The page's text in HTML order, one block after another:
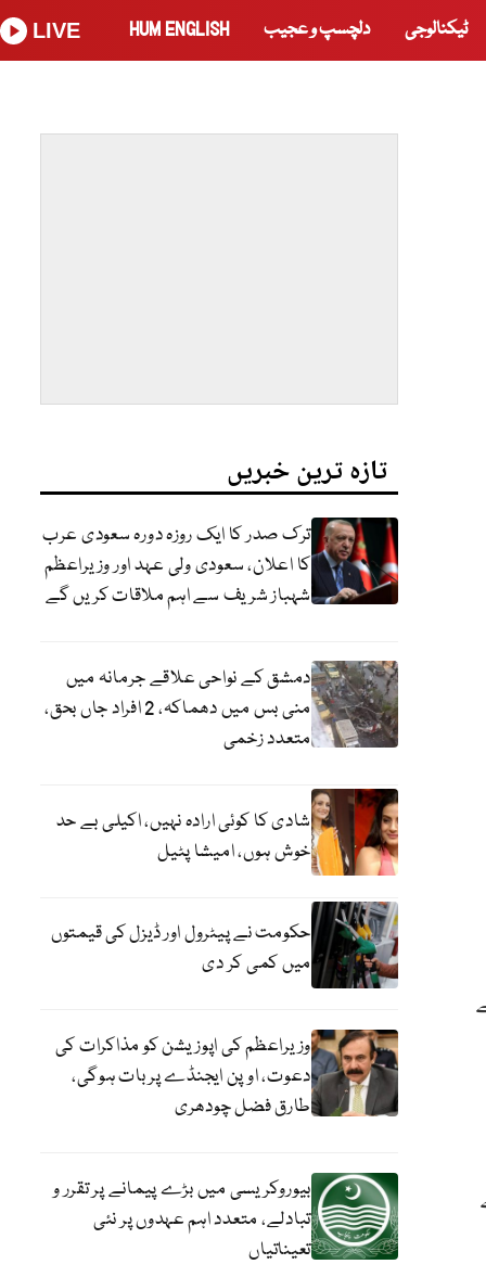
ٹیکنالوجی دلچسپ و عجیب HUM ENGLISH
LIVE
تازہ ترین خبریں
ترک صدر کا ایک روزہ دورہ سعودی عرب
کا اعلان، سعودی ولی عہد اور وزیراعظم
شہباز شریف سے اہم ملاقات کریں گے
دمشق کے نواحی علاقے جرمانہ میں
منی بس میں دھماکہ، 2 افراد جاں بحق،
متعدد زخمی
شادی کا کوئی ارادہ نہیں، اکیلی بے حد
خوش ہوں، امیشا پٹیل
حکومت نے پیٹرول اور ڈیزل کی قیمتوں
میں کمی کر دی
وزیراعظم کی اپوزیشن کو مذاکرات کی
دعوت، اوپن ایجنڈے پر بات ہوگی،
طارق فضل چودھری
بیوروکریسی میں بڑے پیمانے پر تقرر و
تبادلے، متعدد اہم عہدوں پر نئی
تعیناتیاں